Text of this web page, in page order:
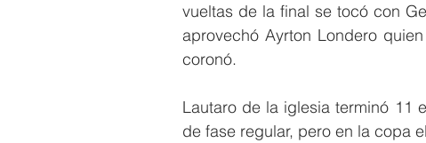
vueltas de la final se tocó con
aprovechó Ayrton Londero
coronó.
Lautaro de la iglesia terminó 11
de fase regular, pero en la copa